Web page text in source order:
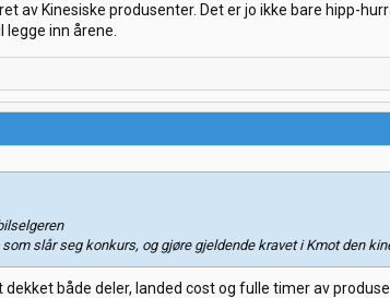
av Kinesiske produsenter. Det er jo ikke bare hipp-
inn årene.
slår seg konkurs, og gjøre gjeldende kravet i Kmot den
både deler, landed cost og fulle timer av